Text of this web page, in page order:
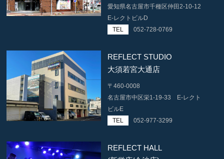
愛知県名古屋市千種区仲田2-10-12
E-レクトビルD
TEL
052-728-0769
REFLECT STUDIO
大須若宮大通店
〒460-0008
名古屋市中区栄1-19-33 E-レクト
ビルE
TEL
052-977-3299
REFLECT HALL